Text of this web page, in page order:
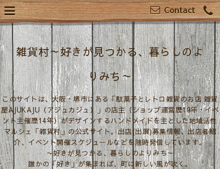
Contact
雑貨村～好きが見つかる、暮らしのよ
りみち～
このサイトは、大阪・堺市にある「駄菓子とレトロ雑貨のお店 雑貨
屋AJUKAJU（アジュカジュ）」の店主（ショップ運営歴19年・イベ
ント主催歴14年）がデザインするハンドメイドを主とした地域活性
マルシェ「雑貨村」の公式サイト。出店(出展)募集情報、出店者紹
介、イベント開催スケジュールなどを随時発信しています。
～好きが見つかる、暮らしのよりみち～
誰かの「好き」が集まれば、町に新しい風が吹く。